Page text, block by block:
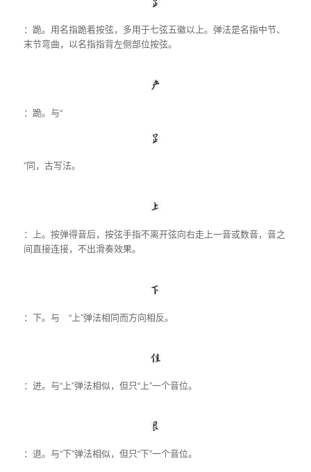
：跪。用名指跪着按弦，多用于七弦五徽以上。弹法是名指中节、
末节弯曲，以名指指背左侧部位按弦。
：跪。与“
”同，古写法。
：上。按弹得音后，按弦手指不离开弦向右走上一音或数音，音之
间直接连接，不出滑奏效果。
：下。与 “上”弹法相同而方向相反。
：进。与“上”弹法相似，但只“上”一个音位。
：退。与“下”弹法相似，但只“下”一个音位。